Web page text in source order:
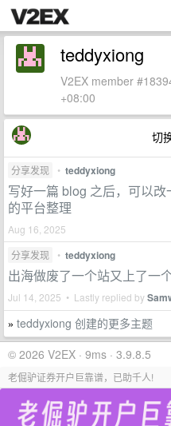
teddyxiong
V2EX member
+08:00
切
分享发现 • teddyxiong
写好一篇 blog 之后，可以
的平台整理
Aug 16, 2025
分享发现
• teddyxiong
出海做废了一个站又上了一
Jul 14, 2025 • Lastly replied by
» teddyxiong 创建的更多主题
© 2026 V2EX · 9ms · 3.9.8.5
老倔驴证券开户巨靠谱，已助千人!